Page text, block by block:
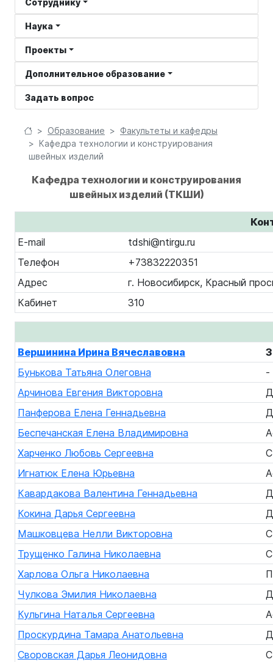
Сотруднику
Наука
Проекты
Дополнительное образование
Задать вопрос
Образование
Факультеты и кафедры
Кафедра технологии и конструирования
швейных изделий
Кафедра технологии и конструирования
швейных изделий (ТКШИ)
E-mail
tdshi@ntirgu.ru
Телефон
+73832220351
Адрес
г. Новосибирск, Красный
Кабинет
310
Вершинина Ирина Вячеславовна
Бунькова Татьяна Олеговна
-
Арчинова Евгения Викторовна
Панферова Елена Геннадьевна
Беспечанская Елена Владимировна
Харченко Любовь Сергеевна
Игнатюк Елена Юрьевна
Кавардакова Валентина Геннадьевна
Кокина Дарья Сергеевна
Машковцева Нелли Викторовна
Трущенко Галина Николаевна
Харлова Ольга Николаевна
Чулкова Эмилия Николаевна
Кульгина Наталья Сергеевна
Проскурдина Тамара Анатольевна
Своровская Дарья Леонидовна